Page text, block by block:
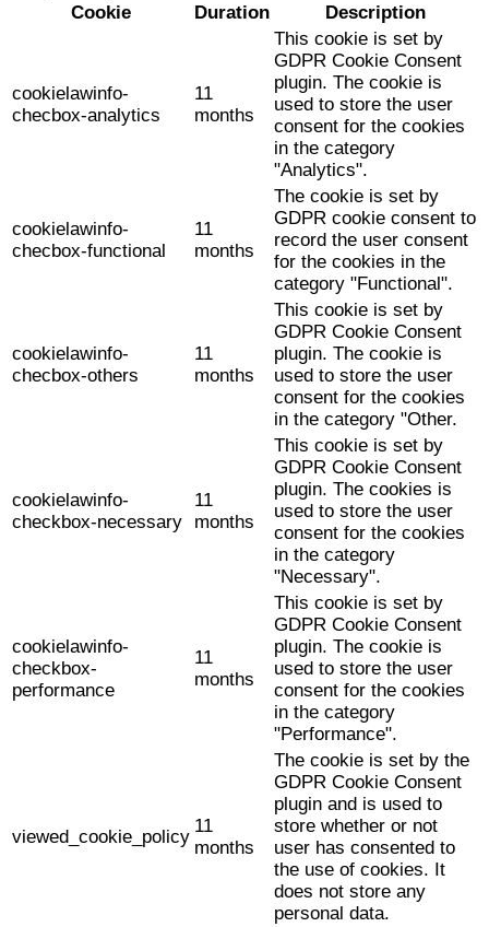
Cookie
Duration Description
cookielawinfo-
checbox-analytics
11
months
This cookie is set by
GDPR Cookie Consent
plugin. The cookie is
used to store the user
consent for the cookies
in the category
"Analytics".
cookielawinfo-
checbox-functional
11
months
The cookie is set by
GDPR cookie consent to
record the user consent
for the cookies in the
category "Functional".
cookielawinfo-
checbox-others
11
months
This cookie is set by
GDPR Cookie Consent
plugin. The cookie is
used to store the user
consent for the cookies
in the category "Other.
cookielawinfo-
checkbox-necessary
11
months
This cookie is set by
GDPR Cookie Consent
plugin. The cookies is
used to store the user
consent for the cookies
in the category
"Necessary".
cookielawinfo-
checkbox-
performance
11
months
This cookie is set by
GDPR Cookie Consent
plugin. The cookie is
used to store the user
consent for the cookies
in the category
"Performance".
viewed_cookie_policy
11
months
The cookie is set by the
GDPR Cookie Consent
plugin and is used to
store whether or not
user has consented to
the use of cookies. It
does not store any
personal data.